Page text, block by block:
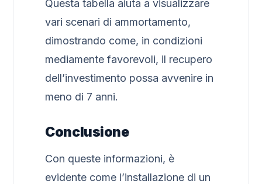
Questa tabella aiuta a visualizzare
vari scenari di ammortamento,
dimostrando come, in condizioni
mediamente favorevoli, il recupero
dell’investimento possa avvenire in
meno di 7 anni.
Conclusione
Con queste informazioni, è
evidente come l’installazione di un